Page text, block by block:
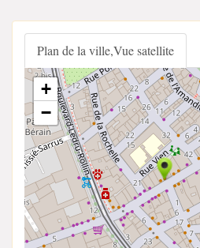
Plan de la ville,Vue satellite
+
−